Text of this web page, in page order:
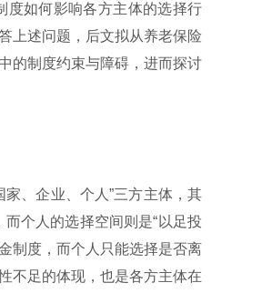
度如何影响各方主体的选择行
上述问题， 后文拟从养老保险
的制度约束与障碍，进而探讨
家、企业、个人”三方主体，其
而个人的选择空间则是“以足投
制度，而个人只能选择是否离
不足的体现，也是各方主体在